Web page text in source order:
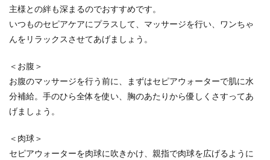
主様との絆も深まるのでおすすめです。
いつものセピアケアにプラスして、マッサージを行い、ワンちゃ
んをリラックスさせてあげましょう。
＜お腹＞
お腹のマッサージを行う前に、まずはセピアウォーターで肌に水
分補給。手のひら全体を使い、胸のあたりから優しくさすってあ
げましょう。
＜肉球＞
セピアウォーターを肉球に吹きかけ、親指で肉球を広げるように